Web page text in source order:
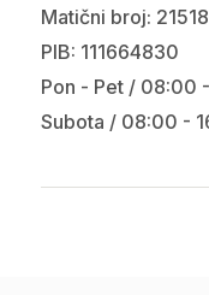
Matični broj:
PIB: 111664830
Pon - Pet / 08:00
Subota / 08:00 -